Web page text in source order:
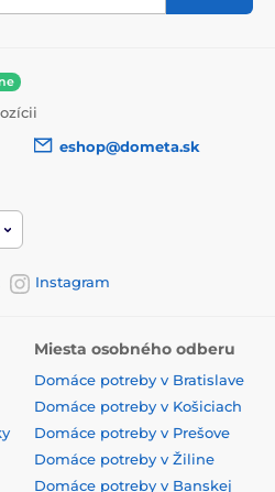
eshop@dometa.sk
Instagram
Miesta osobného odberu
Domáce potreby v Bratislave
Domáce potreby v Košiciach
Domáce potreby v Prešove
Domáce potreby v Žiline
Domáce potreby v Banskej